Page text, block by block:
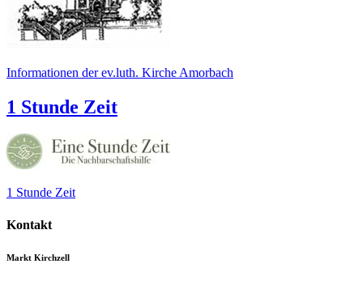
Informationen der ev.luth. Kirche Amorbach
1 Stunde Zeit
1 Stunde Zeit
Kontakt
Markt Kirchzell